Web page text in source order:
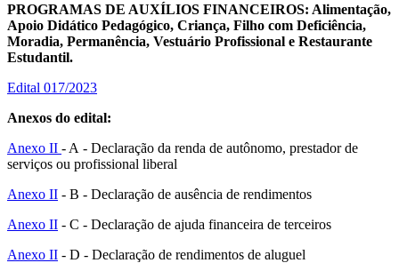
PROGRAMAS DE AUXÍLIOS FINANCEIROS: Alimentação,
Apoio Didático Pedagógico, Criança, Filho com Deficiência,
Moradia, Permanência, Vestuário Profissional e Restaurante
Estudantil.
Edital 017/2023
Anexos do edital:
Anexo II - A - Declaração da renda de autônomo, prestador de
serviços ou profissional liberal
Anexo II - B - Declaração de ausência de rendimentos
Anexo II - C - Declaração de ajuda financeira de terceiros
Anexo II - D - Declaração de rendimentos de aluguel